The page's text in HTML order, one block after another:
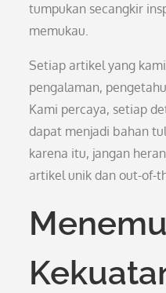
tumpukan secangkir
memukau.
Setiap artikel yang
pengalaman,
Kami percaya, setiap
dapat menjadi bahan
karena itu, jangan
artikel unik dan out-of-